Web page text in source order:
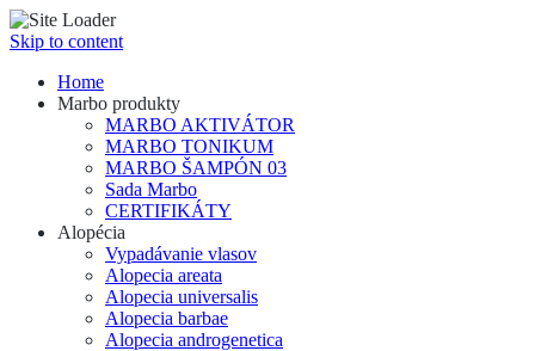
Skip to content
Home
Marbo produkty
MARBO AKTIVÁTOR
MARBO TONIKUM
MARBO ŠAMPÓN 03
Sada Marbo
CERTIFIKÁTY
Alopécia
Vypadávanie vlasov
Alopecia areata
Alopecia universalis
Alopecia barbae
Alopecia androgenetica